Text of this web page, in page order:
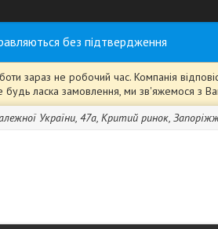
без підтвердження
зараз не робочий час. Компанія
будь ласка замовлення, ми зв'яжемося з
України, 47а, Критий ринок,